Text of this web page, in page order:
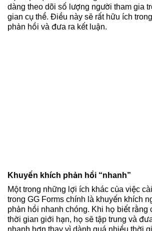
dàng theo dõi số lượng người tham gia
gian cụ thể. Điều này sẽ rất hữu ích
phản hồi và đưa ra kết luận.
Khuyến khích phản hồi “nhanh”
Một trong những lợi ích khác của việc
trong GG Forms chính là khuyến khích
phản hồi nhanh chóng. Khi họ biết rằng
thời gian giới hạn, họ sẽ tập trung và
nhanh hơn thay vì dành quá nhiều thời